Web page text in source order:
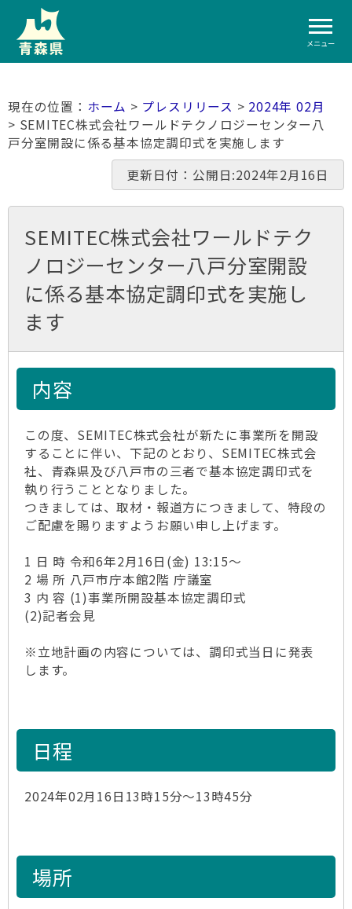
メニュー
ホーム > プレスリリース > 2024年 02月
> SEMITEC株式会社ワールドテクノロジーセンター八
戸分室開設に係る基本協定調印式を実施します
更新日付：公開日:2024年2月16日
SEMITEC株式会社ワールドテク
ノロジーセンター八戸分室開設
に係る基本協定調印式を実施し
ます
内容
この度、SEMITEC株式会社が新たに事業所を開設
することに伴い、下記のとおり、SEMITEC株式会
社、青森県及び八戸市の三者で基本協定調印式を
執り行うこととなりました。
つきましては、取材・報道方につきまして、特段の
ご配慮を賜りますようお願い申し上げます。
1 日 時 令和6年2月16日(金) 13:15～
2 場 所 八戸市庁本館2階 庁議室
3 内 容 (1)事業所開設基本協定調印式
(2)記者会見
※立地計画の内容については、調印式当日に発表
します。
日程
2024年02月16日13時15分～13時45分
場所